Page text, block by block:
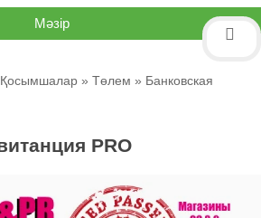
Мәзір
Қосымшалар » Төлем » Банковская
PRO